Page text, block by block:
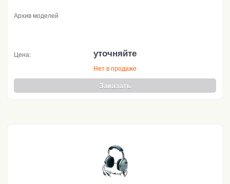
Архив моделей
Цена: уточняйте
Нет в продаже
Заказать